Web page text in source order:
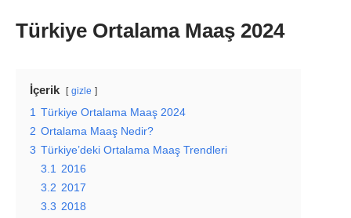
Türkiye Ortalama Maaş 2024
İçerik gizle
1 Türkiye Ortalama Maaş 2024
2 Ortalama Maaş Nedir?
3 Türkiye’deki Ortalama Maaş Trendleri
3.1
2016
3.2 2017
3.3 2018